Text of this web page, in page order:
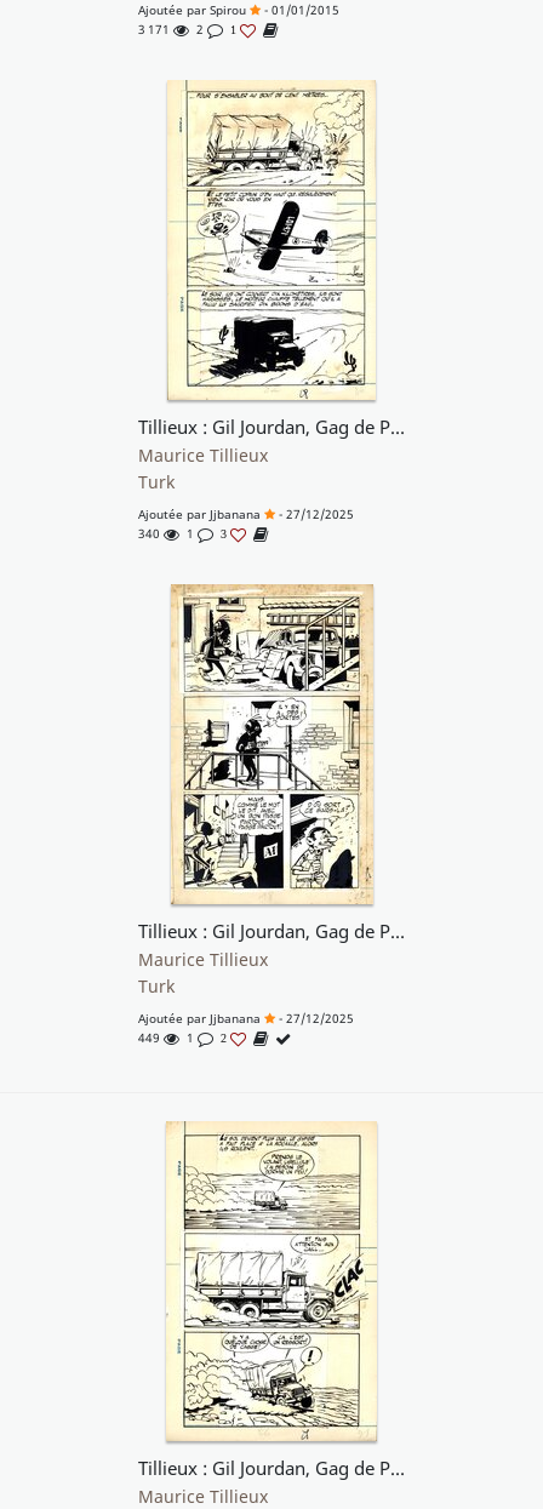
Ajoutée par Spirou
- 01/01/2015
3 171
2 1
Tillieux : Gil Jourdan, Gag de Poche n° 53 planche 86
Maurice Tillieux
Turk
Ajoutée par Jjbanana
- 27/12/2025
340
1 3
Tillieux : Gil Jourdan, Gag de Poche n° 53 planche 22
Maurice Tillieux
Turk
Ajoutée par Jjbanana
- 27/12/2025
449
1 2
Tillieux : Gil Jourdan, Gag de Poche n° 53 planche 91
Maurice Tillieux